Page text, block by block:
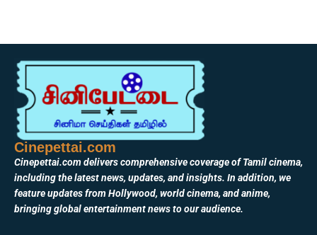
Cinepettai.com
Cinepettai.com delivers comprehensive coverage of Tamil cinema,
including the latest news, updates, and insights. In addition, we
feature updates from Hollywood, world cinema, and anime,
bringing global entertainment news to our audience.